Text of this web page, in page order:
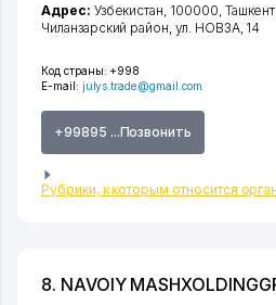
Код страны: +998
E-mail: julys.trade@gmail.com
+99895 ...Позвонить
Рубрики, к которым относится
Адрес: Узбекистан, 100000,
Чиланзарский район,ул. НОВЗА, 14
8. NAVOIY